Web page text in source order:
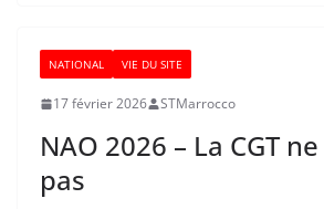
NATIONAL VIE DU SITE
17 février 2026 STMarrocco
NAO 2026 – La CGT
pas